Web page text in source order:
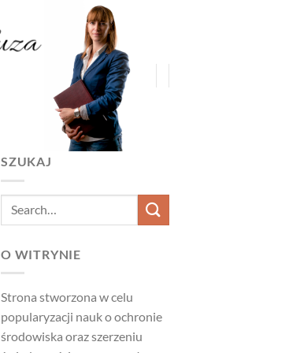
SZUKAJ
O WITRYNIE
Strona stworzona w celu
popularyzacji nauk o ochronie
środowiska oraz szerzeniu